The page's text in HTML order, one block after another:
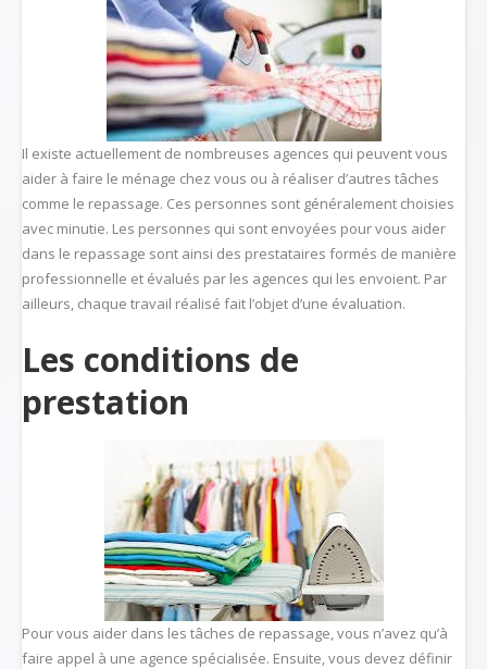
Il existe actuellement de nombreuses agences qui peuvent vous
aider à faire le ménage chez vous ou à réaliser d’autres tâches
comme le repassage. Ces personnes sont généralement choisies
avec minutie. Les personnes qui sont envoyées pour vous aider
dans le repassage sont ainsi des prestataires formés de manière
professionnelle et évalués par les agences qui les envoient. Par
ailleurs, chaque travail réalisé fait l’objet d’une évaluation.
Les conditions de
prestation
Pour vous aider dans les tâches de repassage, vous n’avez qu’à
faire appel à une agence spécialisée. Ensuite, vous devez définir